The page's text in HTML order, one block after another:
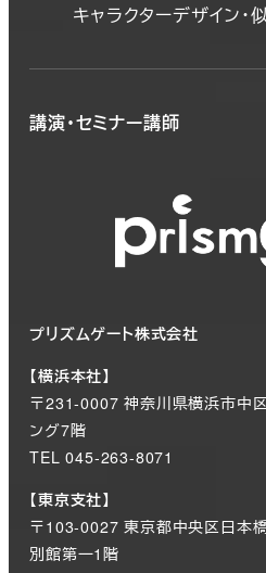
キャラクターデザイン・
講演・セミナー講師
プリズムゲート株式会社
【横浜本社】
〒231-0007 神奈川県横浜市中
ング7階
TEL 045-263-8071
【東京支社】
〒103-0027 東京都中央区日本
別館第一1階